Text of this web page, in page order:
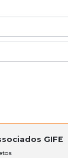
emergenciais
emergenciais
GIFE